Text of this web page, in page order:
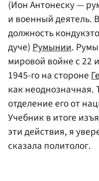
(Ион Антонеску —
и военный деятель.
должность
дуче)Румынии.
мировой войне с 22
1945-го на стороне
как неоднозначная.
отделение его от
Учебник в итоге
эти действия, я
сказала политолог.